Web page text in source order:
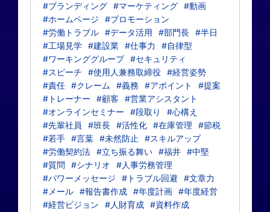
#ブランディング #マーケティング #動画
#ホームページ
#プロモーション
#労働トラブル #データ活用 #部門長 #半日
#工場見学 #建設業 #仕事力
#自律型
#ワーキンググループ #セキュリティ
#スピーチ
#使用人兼務取締役 #経営姿勢
#責任 #クレーム #義務 #アポイント
#提案
#トレーナー
#顧客
#営業アシスタント
#オンラインセミナー
#段取り
#心構え
#先輩社員
#班長 #活性化 #在庫管理
#節税
#若手 #言葉 #未然防止
#スキルアップ
#労働契約法 #立ち振る舞い #福井 #中堅
#質問
#シナリオ
#人事労務管理
#パワーメッセージ
#トラブル回避
#文章力
#メール #報告書作成 #年度計画 #年度経営
#経営ビジョン
#人財育成 #資料作成